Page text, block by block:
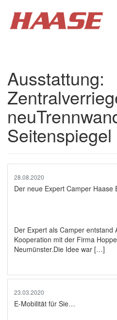
Ausstattung:
28.08.2020
Der neue Expert Camper Haase
Der Expert als Camper entstand
Kooperation mit der Firma
Neumünster.Die Idee war […]
23.03.2020
E-Mobilität für Sie…